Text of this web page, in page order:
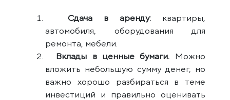
Сдача в аренду:квартиры,
автомобиля, оборудования для
ремонта, мебели.
Вклады в ценные бумаги. Можно
вложить небольшую сумму денег, но
важно хорошо разбираться в теме
инвестиций и правильно оценивать